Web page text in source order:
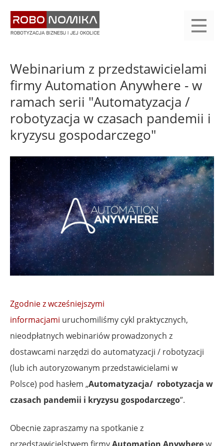
treści
yasne
main
menu
Webinarium z przedstawicielami
firmy Automation Anywhere - w
ramach serii "Automatyzacja /
robotyzacja w czasach pandemii i
kryzysu gospodarczego"
Zgodnie z wcześniejszymi
informacjami uruchomiliśmy cykl praktycznych,
nieodpłatnych webinariów prowadzonych z
dostawcami narzędzi do automatyzacji / robotyzacji
(lub ich autoryzowanym przedstawicielami w
Polsce) pod hasłem „Automatyzacja/ robotyzacja w
czasach pandemii i kryzysu gospodarczego”.
Obecnie zapraszamy na spotkanie z